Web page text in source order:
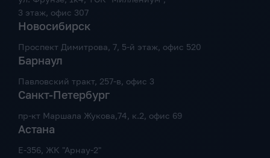
3 этаж, офис 307
Новосибирск
Проспект Димитрова, 7, 5-й этаж, офис 520
Барнаул
Павловский тракт, 257-в, офис 3
Санкт-Петербург
пр-кт Маршала Жукова,74, к.2, офис 69
Астана
Е-356, ЖК "Арнау-2"